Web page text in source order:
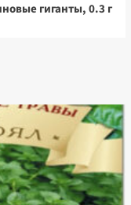
гиганты, 0.3 г